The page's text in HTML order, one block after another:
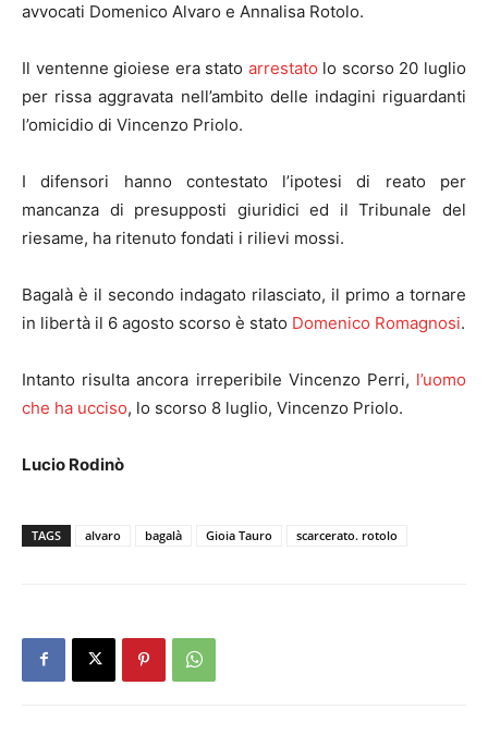
avvocati Domenico Alvaro e Annalisa Rotolo.
Il ventenne gioiese era stato arrestato lo scorso 20 luglio
per rissa aggravata nell’ambito delle indagini riguardanti
l’omicidio di Vincenzo Priolo.
I difensori hanno contestato l’ipotesi di reato per
mancanza di presupposti giuridici ed il Tribunale del
riesame, ha ritenuto fondati i rilievi mossi.
Bagalà è il secondo indagato rilasciato, il primo a tornare
in libertà il 6 agosto scorso è stato Domenico Romagnosi.
Intanto risulta ancora irreperibile Vincenzo Perri, l’uomo
che ha ucciso, lo scorso 8 luglio, Vincenzo Priolo.
Lucio Rodinò
TAGS alvaro bagalà Gioia Tauro scarcerato. rotolo